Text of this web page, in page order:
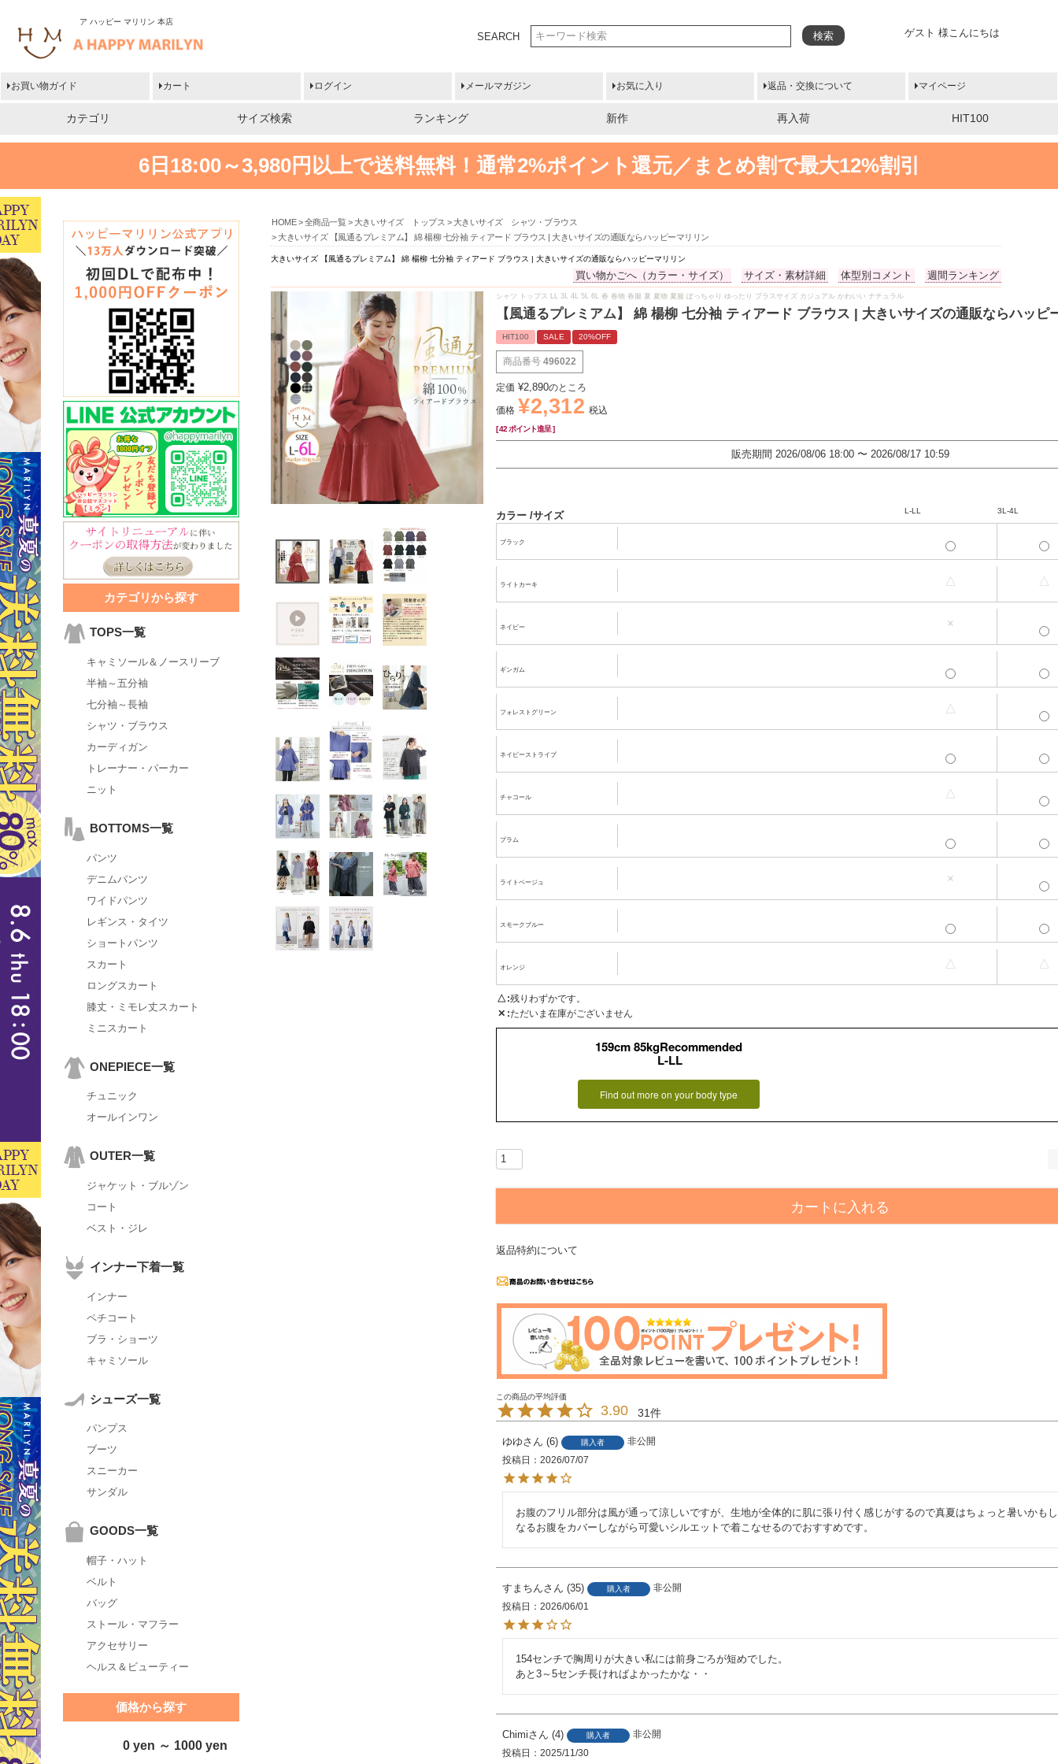
ア ハッピー マリリン 本店
ゲスト 様こんにちは
SEARCH 検索
お買い物ガイド カート ログイン メールマガジン お気に入り 返品・交換について マイページ
カテゴリ サイズ検索 ランキング 新作 再入荷 HIT100
6日18:00～3,980円以上で送料無料！ 通常2%ポイント還元／まとめ割で最大12%割引
カテゴリから探す
TOPS一覧
キャミソール＆ノースリーブ
半袖～五分袖
七分袖～長袖
シャツ・ブラウス
カーディガン
トレーナー・パーカー
ニット
BOTTOMS一覧
パンツ
デニムパンツ
ワイドパンツ
レギンス・タイツ
ショートパンツ
スカート
ロングスカート
膝丈・ミモレ丈スカート
ミニスカート
ONEPIECE一覧
チュニック
オールインワン
OUTER一覧
ジャケット・ブルゾン
コート
ベスト・ジレ
インナー下着一覧
インナー
ペチコート
ブラ・ショーツ
キャミソール
シューズ一覧
パンプス
ブーツ
スニーカー
サンダル
GOODS一覧
帽子・ハット
ベルト
バッグ
ストール・マフラー
アクセサリー
ヘルス＆ビューティー
価格から探す
0 yen ～ 1000 yen
HOME 全商品一覧 大きいサイズ トップス
大きいサイズ シャツ・ブラウス
大きいサイズ 【風通るプレミアム】 綿 楊柳 七分袖 ティアード ブラウス | 大きいサイズの通販ならハッピーマリリン
大きいサイズ 【風通るプレミアム】 綿 楊柳 七分袖 ティアード ブラウス | 大きいサイズの通販ならハッピーマリリン
買い物かごへ（カラー・サイズ） サイズ・素材詳細 体型別コメント 週間ランキング
シャツ トップス LL 3L 4L 5L 6L 春 春物 春服 夏 夏物 夏服 ぽっちゃり ゆったり プラスサイズ カジュアル かわいい ナチュラル
【風通るプレミアム】 綿 楊柳 七分袖 ティアード ブラウス | 大きいサイズの通販ならハッピ
HIT100 SALE 20%OFF
商品番号 496022
定価 ¥2,890のところ
価格 ¥2,312 税込
[42 ポイント進呈 ]
販売期間 2026/08/06 18:00 〜 2026/08/17 10:59
カラー サイズ
ブラック
L-LL 3L-4L
ライトカーキ △ △
ネイビー ×
ギンガム
フォレストグリーン △
ネイビーストライプ
チャコール △
プラム
ライトベージュ ×
スモークブルー
オレンジ △ △
△ 残りわずかです。
✕ ただいま在庫がございません
159cm 85kgRecommended
L-LL
Find out more on your body type
カートに入れる
返品特約について
3.90 31
ゆゆ 6 購入者
非公開
投稿日
2026/07/07
お腹のフリル部分は風が通って涼しいですが、生地が全体的に肌に張り付く感じがするので真夏はちょっと暑いかも
なるお腹をカバーしながら可愛いシルエットで着こなせるのでおすすめです。
すまちん 35 購入者
非公開
投稿日
2026/06/01
154センチで胸周りが大きい私には前身ごろが短めでした。
あと3～5センチ長ければよかったかな・・
Chimi 4 購入者
非公開
投稿日
2025/11/30